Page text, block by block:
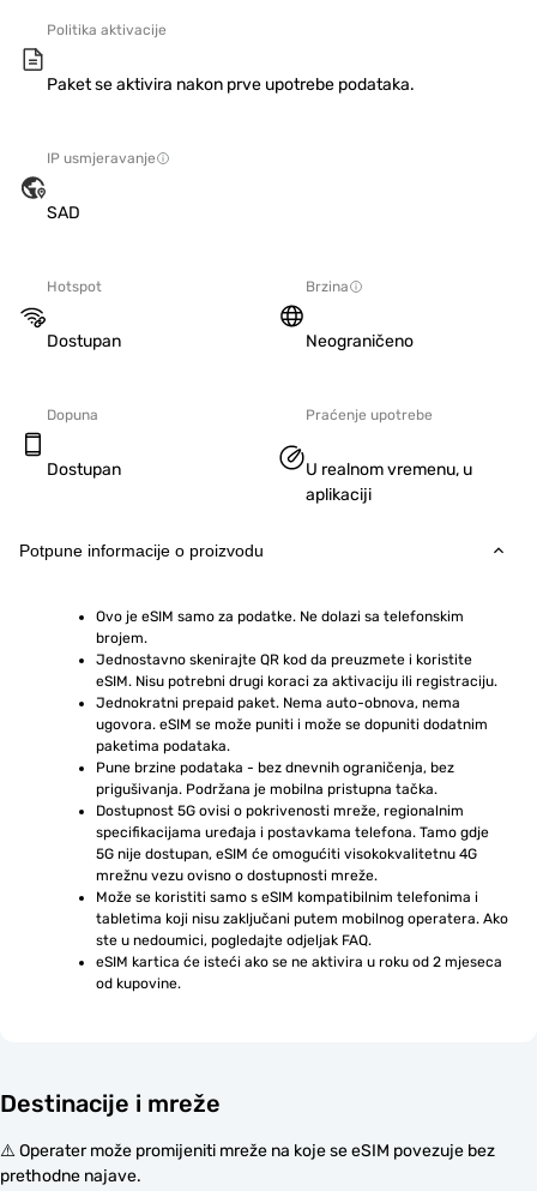
Politika aktivacije
Paket se aktivira nakon prve upotrebe podataka.
IP usmjeravanje
SAD
Hotspot
Dostupan
Brzina
Neograničeno
Dopuna
Dostupan
Praćenje upotrebe
U realnom vremenu, u
aplikaciji
Potpune informacije o proizvodu
Ovo je eSIM samo za podatke. Ne dolazi sa telefonskim
brojem.
Jednostavno skenirajte QR kod da preuzmete i koristite
eSIM. Nisu potrebni drugi koraci za aktivaciju ili registraciju.
Jednokratni prepaid paket. Nema auto-obnova, nema
ugovora. eSIM se može puniti i može se dopuniti dodatnim
paketima podataka.
Pune brzine podataka - bez dnevnih ograničenja, bez
prigušivanja. Podržana je mobilna pristupna tačka.
Dostupnost 5G ovisi o pokrivenosti mreže, regionalnim
specifikacijama uređaja i postavkama telefona. Tamo gdje
5G nije dostupan, eSIM će omogućiti visokokvalitetnu 4G
mrežnu vezu ovisno o dostupnosti mreže.
Može se koristiti samo s eSIM kompatibilnim telefonima i
tabletima koji nisu zaključani putem mobilnog operatera. Ako
ste u nedoumici, pogledajte odjeljak FAQ.
eSIM kartica će isteći ako se ne aktivira u roku od 2 mjeseca
od kupovine.
Destinacije i mreže
⚠️ Operater može promijeniti mreže na koje se eSIM povezuje bez
prethodne najave.